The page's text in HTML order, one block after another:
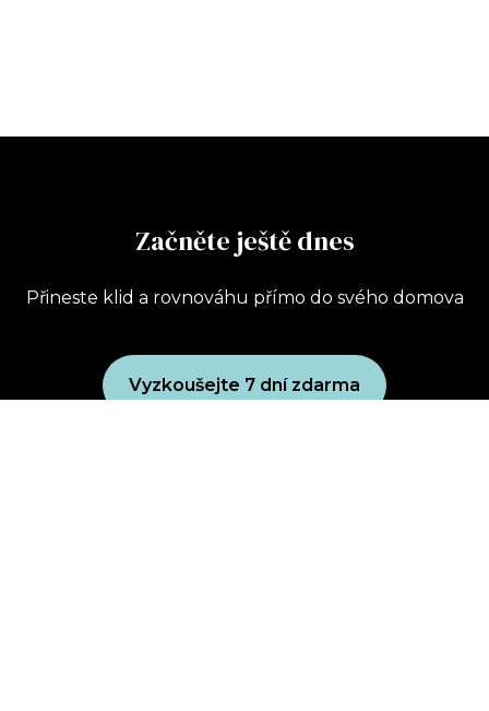
Začněte ještě dnes
Přineste klid a rovnováhu přímo do svého domova
Vyzkoušejte 7 dní zdarma